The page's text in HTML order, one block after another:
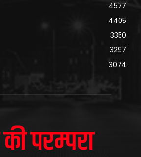
4577
4405
3350
3297
3074